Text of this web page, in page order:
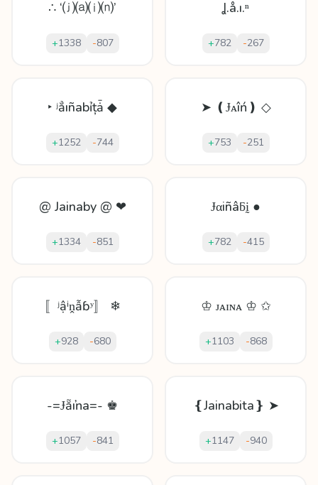
∴ ‘⒥⒜⒤⒩’
+1338 -807
Ʝ.å.ı.ⁿ
+782 -267
‣ ʲẳıñаbỉțǡ ◆
+1252 -744
➤ ❪Ɉᴀîń❫ ◇
+753 -251
@ Jainaby @ ❤
+1334 -851
Ɉαіñâƃḭ ●
+782 -415
〚ʲậⁱṋẫɓʸ〛 ❄
+928 -680
♔ ᴊᴀɪɴᴀ ♔ ✩
+1103 -868
-=Ɉẵıŉa=- ♚
+1057 -841
❴Jainabita❵ ➤
+1147 -940